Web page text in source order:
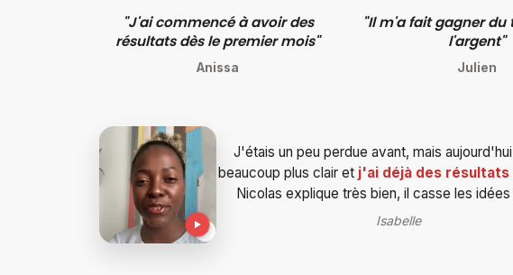
"J'ai commencé à avoir des
résultats dès le premier mois"
Anissa
"Il m'a fait gagner du
l'argent"
Julien
J'étais un peu perdue avant, mais
beaucoup plus clair et j'ai déjà des
Nicolas explique très bien, il casse les
Isabelle